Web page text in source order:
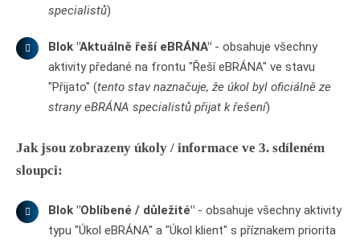
specialistů)
Blok "Aktuálně řeší eBRÁNA" - obsahuje všechny
aktivity předané na frontu "Řeší eBRÁNA" ve stavu
"Přijato" (tento stav naznačuje, že úkol byl oficiálně ze
strany eBRÁNA specialistů přijat k řešení)
Jak jsou zobrazeny úkoly / informace ve 3. sdíleném
sloupci:
Blok "Oblíbené / důležité" - obsahuje všechny aktivity
typu "Úkol eBRÁNA" a "Úkol klient" s příznakem priorita